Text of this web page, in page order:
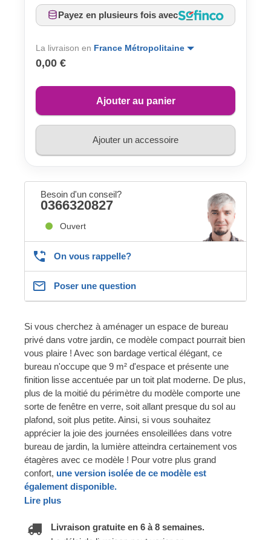
Payez en plusieurs fois avec
La livraison en France Métropolitaine
0,00 €
Ajouter au panier
Ajouter un accessoire
Besoin d'un conseil?
0366320827
Ouvert
On vous rappelle?
Poser une question
Si vous cherchez à aménager un espace de bureau
privé dans votre jardin, ce modèle compact pourrait bien
vous plaire ! Avec son bardage vertical élégant, ce
bureau n'occupe que 9 m² d'espace et présente une
finition lisse accentuée par un toit plat moderne. De plus,
plus de la moitié du périmètre du modèle comporte une
sorte de fenêtre en verre, soit allant presque du sol au
plafond, soit plus petite. Ainsi, si vous souhaitez
apprécier la joie des journées ensoleillées dans votre
bureau de jardin, la lumière atteindra certainement vos
étagères avec ce modèle ! Pour votre plus grand
confort, une version isolée de ce modèle est
également disponible.
Lire plus
Livraison gratuite en 6 à 8 semaines.